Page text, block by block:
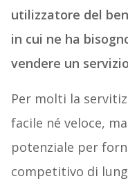
utilizzatore del
in cui ne ha
vendere un
Per molti la
facile né veloce,
potenziale per
competitivo di